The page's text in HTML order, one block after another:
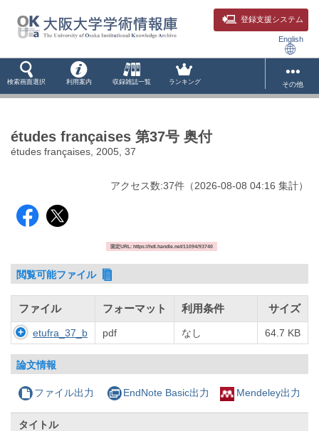
登録支援システム
English
検索画面選択 利用案内 収録雑誌一覧 ランキング その他
études françaises 第37号 奥付
études françaises, 2005, 37
アクセス数:37件 （2026-08-08 04:16 集計）
固定URL: https://hdl.handle.net/11094/93740
閲覧可能ファイル
ファイル フォーマット 利用条件 サイズ
etufra_37_b pdf なし 64.7 KB
論文情報
ファイル出力 EndNote Basic出力 Mendeley出力
タイトル